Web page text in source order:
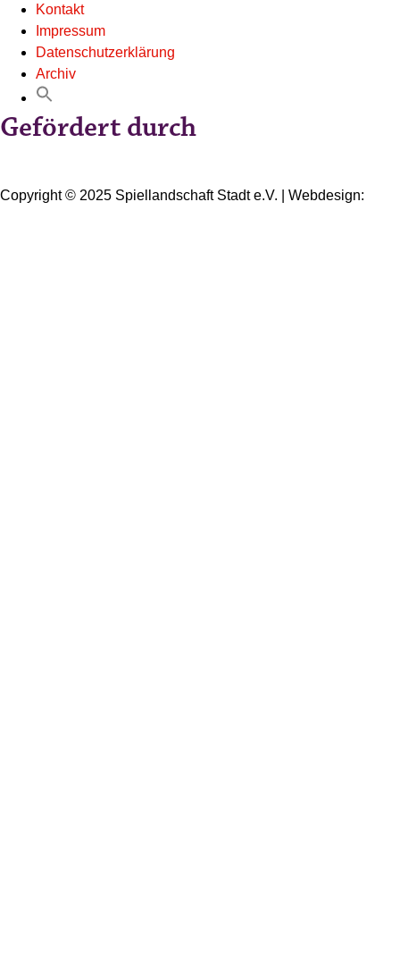
Kontakt
Impressum
Datenschutzerklärung
Archiv
Gefördert durch
Copyright © 2025 Spiellandschaft Stadt e.V. | Webdesign: